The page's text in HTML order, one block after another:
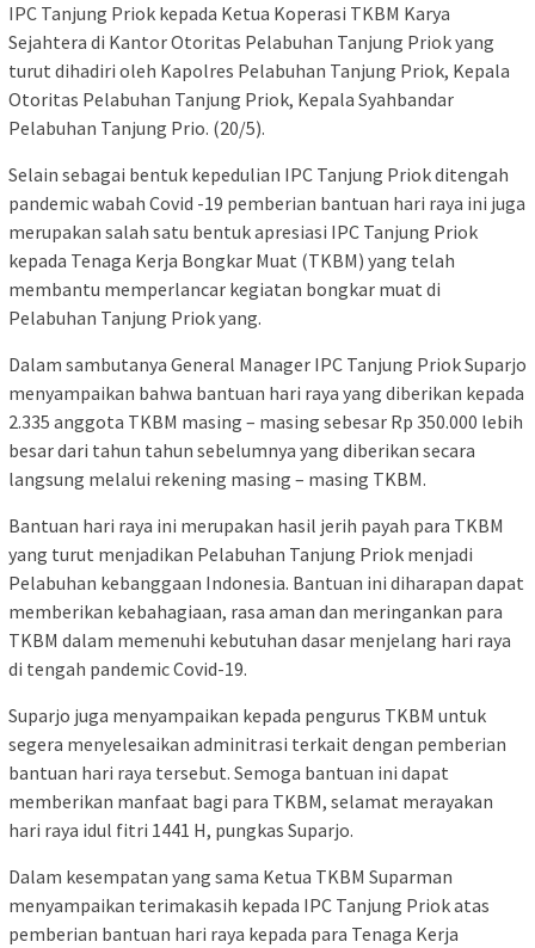
IPC Tanjung Priok kepada Ketua Koperasi TKBM Karya
Sejahtera di Kantor Otoritas Pelabuhan Tanjung Priok yang
turut dihadiri oleh Kapolres Pelabuhan Tanjung Priok, Kepala
Otoritas Pelabuhan Tanjung Priok, Kepala Syahbandar
Pelabuhan Tanjung Prio. (20/5).
Selain sebagai bentuk kepedulian IPC Tanjung Priok ditengah
pandemic wabah Covid -19 pemberian bantuan hari raya ini juga
merupakan salah satu bentuk apresiasi IPC Tanjung Priok
kepada Tenaga Kerja Bongkar Muat (TKBM) yang telah
membantu memperlancar kegiatan bongkar muat di
Pelabuhan Tanjung Priok yang.
Dalam sambutanya General Manager IPC Tanjung Priok Suparjo
menyampaikan bahwa bantuan hari raya yang diberikan kepada
2.335 anggota TKBM masing – masing sebesar Rp 350.000 lebih
besar dari tahun tahun sebelumnya yang diberikan secara
langsung melalui rekening masing – masing TKBM.
Bantuan hari raya ini merupakan hasil jerih payah para TKBM
yang turut menjadikan Pelabuhan Tanjung Priok menjadi
Pelabuhan kebanggaan Indonesia. Bantuan ini diharapan dapat
memberikan kebahagiaan, rasa aman dan meringankan para
TKBM dalam memenuhi kebutuhan dasar menjelang hari raya
di tengah pandemic Covid-19.
Suparjo juga menyampaikan kepada pengurus TKBM untuk
segera menyelesaikan adminitrasi terkait dengan pemberian
bantuan hari raya tersebut. Semoga bantuan ini dapat
memberikan manfaat bagi para TKBM, selamat merayakan
hari raya idul fitri 1441 H, pungkas Suparjo.
Dalam kesempatan yang sama Ketua TKBM Suparman
menyampaikan terimakasih kepada IPC Tanjung Priok atas
pemberian bantuan hari raya kepada para Tenaga Kerja